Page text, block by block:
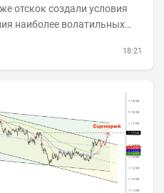
отскок создали условия
наиболее волатильных
18:21